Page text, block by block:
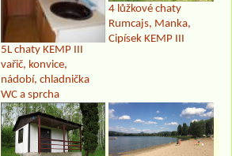
5L chaty KEMP III
vařič, konvice,
nádobí, chladnička
WC a sprcha
4 lůžkové chaty
Rumcajs, Manka,
Cipísek KEMP III